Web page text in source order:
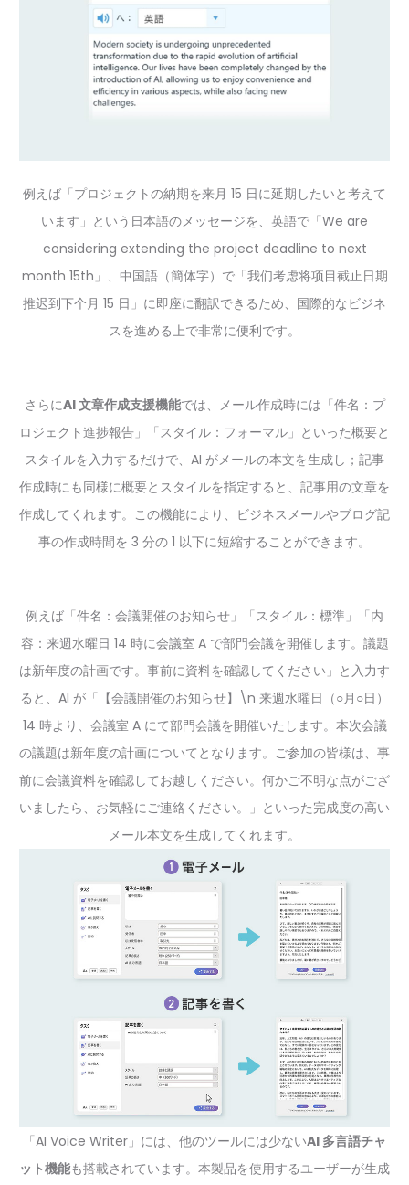
例えば「プロジェクトの納期を来月 15 日に延期したいと考えて
います」という日本語のメッセージを、英語で「We are
considering extending the project deadline to next
month 15th」、中国語（簡体字）で「我们考虑将项目截止日期
推迟到下个月 15 日」に即座に翻訳できるため、国際的なビジネ
スを進める上で非常に便利です。
さらにAI 文章作成支援機能では、メール作成時には「件名：プ
ロジェクト進捗報告」「スタイル：フォーマル」といった概要と
スタイルを入力するだけで、AI がメールの本文を生成し；記事
作成時にも同様に概要とスタイルを指定すると、記事用の文章を
作成してくれます。この機能により、ビジネスメールやブログ記
事の作成時間を 3 分の 1 以下に短縮することができます。
例えば「件名：会議開催のお知らせ」「スタイル：標準」「内
容：来週水曜日 14 時に会議室 A で部門会議を開催します。議題
は新年度の計画です。事前に資料を確認してください」と入力す
ると、AI が「【会議開催のお知らせ】\n 来週水曜日（○月○日）
14 時より、会議室 A にて部門会議を開催いたします。本次会議
の議題は新年度の計画についてとなります。ご参加の皆様は、事
前に会議資料を確認してお越しください。何かご不明な点がござ
いましたら、お気軽にご連絡ください。」といった完成度の高い
メール本文を生成してくれます。
「AI Voice Writer」には、他のツールには少ないAI 多言語チャ
ット機能も搭載されています。本製品を使用するユーザーが生成